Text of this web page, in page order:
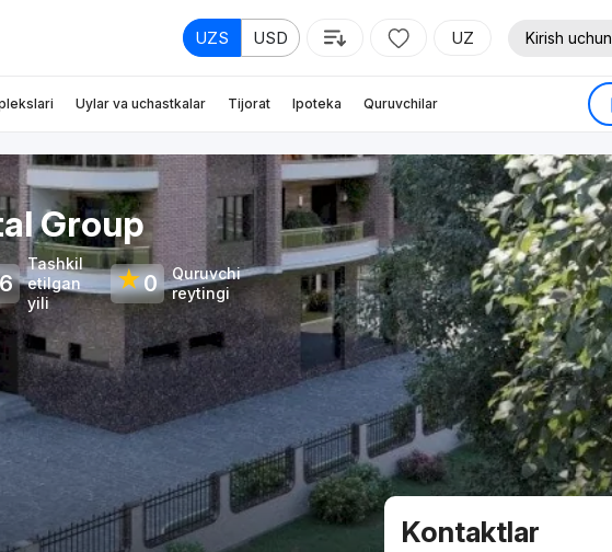
UZS USD UZ Kirish uchun
Uylar va uchastkalar Tijorat Ipoteka Quruvchilar
Group
Tashkil
etilgan
yili
★0
Quruvchi
reytingi
Kontaktlar